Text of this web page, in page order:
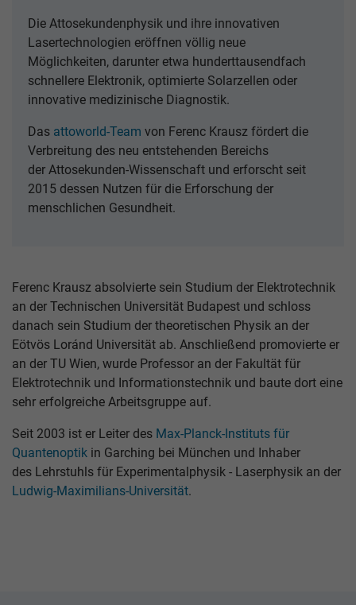
Die Attosekundenphysik und ihre innovativen
Lasertechnologien eröffnen völlig neue
Möglichkeiten, darunter etwa hunderttausendfach
schnellere Elektronik, optimierte Solarzellen oder
innovative medizinische Diagnostik.
Das attoworld-Team von Ferenc Krausz fördert die
Verbreitung des neu entstehenden Bereichs
der Attosekunden-Wissenschaft und erforscht seit
2015 dessen Nutzen für die Erforschung der
menschlichen Gesundheit.
Ferenc Krausz absolvierte sein Studium der Elektrotechnik
an der Technischen Universität Budapest und schloss
danach sein Studium der theoretischen Physik an der
Eötvös Loránd Universität ab. Anschließend promovierte er
an der TU Wien, wurde Professor an der Fakultät für
Elektrotechnik und Informationstechnik und baute dort eine
sehr erfolgreiche Arbeitsgruppe auf.
Seit 2003 ist er Leiter des Max-Planck-Instituts für
Quantenoptik in Garching bei München und Inhaber
des Lehrstuhls für Experimentalphysik - Laserphysik an der
Ludwig-Maximilians-Universität.